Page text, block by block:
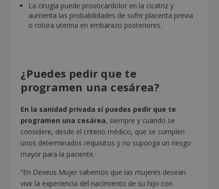
La cirugía puede provocardolor en la cicatriz y
aumenta las probabilidades de sufrir placenta previa
o rotura uterina en embarazo posteriores.
¿Puedes pedir que te
programen una cesárea?
En la sanidad privada sí puedes pedir que te
programen una cesárea, siempre y cuando se
considere, desde el criterio médico, que se cumplen
unos determinados requisitos y no suponga un riesgo
mayor para la paciente.
“En Dexeus Mujer sabemos que las mujeres desean
vivir la experiencia del nacimiento de su hijo con